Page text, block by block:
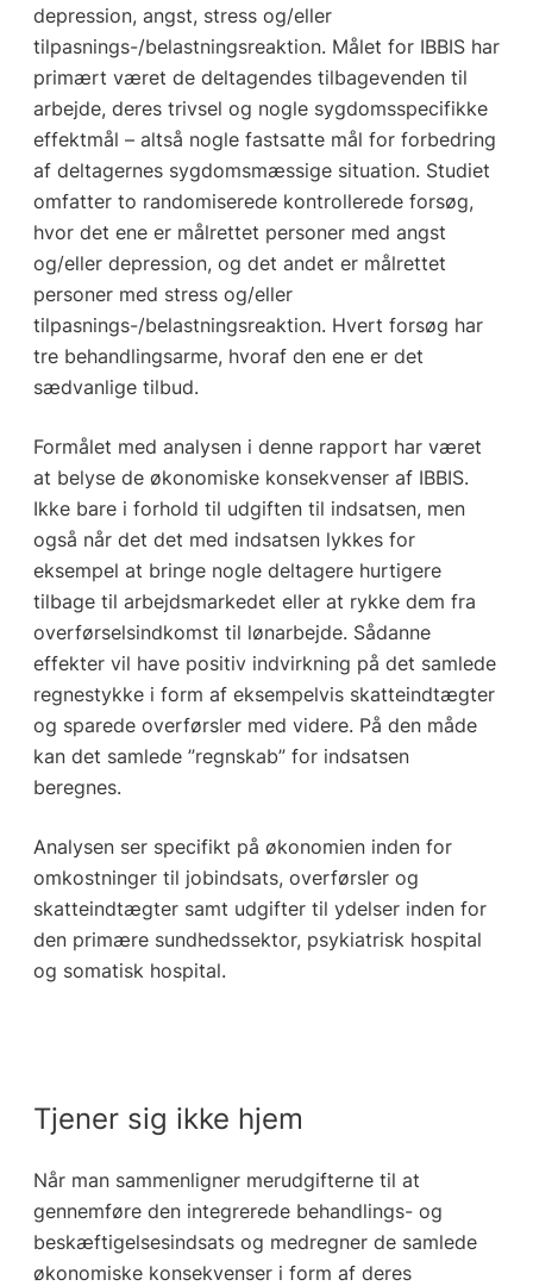
depression, angst, stress og/eller
tilpasnings-/belastningsreaktion. Målet for IBBIS har
primært været de deltagendes tilbagevenden til
arbejde, deres trivsel og nogle sygdomsspecifikke
effektmål – altså nogle fastsatte mål for forbedring
af deltagernes sygdomsmæssige situation. Studiet
omfatter to randomiserede kontrollerede forsøg,
hvor det ene er målrettet personer med angst
og/eller depression, og det andet er målrettet
personer med stress og/eller
tilpasnings-/belastningsreaktion. Hvert forsøg har
tre behandlingsarme, hvoraf den ene er det
sædvanlige tilbud.
Formålet med analysen i denne rapport har været
at belyse de økonomiske konsekvenser af IBBIS.
Ikke bare i forhold til udgiften til indsatsen, men
også når det det med indsatsen lykkes for
eksempel at bringe nogle deltagere hurtigere
tilbage til arbejdsmarkedet eller at rykke dem fra
overførselsindkomst til lønarbejde. Sådanne
effekter vil have positiv indvirkning på det samlede
regnestykke i form af eksempelvis skatteindtægter
og sparede overførsler med videre. På den måde
kan det samlede ”regnskab” for indsatsen
beregnes.
Analysen ser specifikt på økonomien inden for
omkostninger til jobindsats, overførsler og
skatteindtægter samt udgifter til ydelser inden for
den primære sundhedssektor, psykiatrisk hospital
og somatisk hospital.
Tjener sig ikke hjem
Når man sammenligner merudgifterne til at
gennemføre den integrerede behandlings- og
beskæftigelsesindsats og medregner de samlede
økonomiske konsekvenser i form af deres